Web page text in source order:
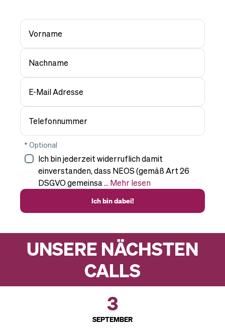
Vorname
Nachname
E-Mail Adresse
Telefonnummer
* Optional
Ich bin jederzeit widerruflich damit
einverstanden, dass NEOS (gemäß Art 26
DSGVO gemeinsa... Mehr lesen
Ich bin dabei!
UNSERE NÄCHSTEN
CALLS
3
SEPTEMBER